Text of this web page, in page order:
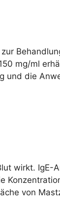
mg/ml
die
wirkt. IgE-
von